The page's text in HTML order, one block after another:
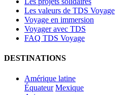
Les valeurs de TDS Voyage
Voyage en immersion
Voyager avec TDS
FAQ TDS Voyage
DESTINATIONS
Amérique latine
Équateur Mexique